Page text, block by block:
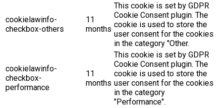
cookielawinfo-
checkbox-others
11
months
This cookie is set by GDPR
Cookie Consent plugin. The
cookie is used to store the
user consent for the cookies
in the category "Other.
cookielawinfo-
checkbox-
performance
11
months
This cookie is set by GDPR
Cookie Consent plugin. The
cookie is used to store the
user consent for the cookies
in the category
"Performance".